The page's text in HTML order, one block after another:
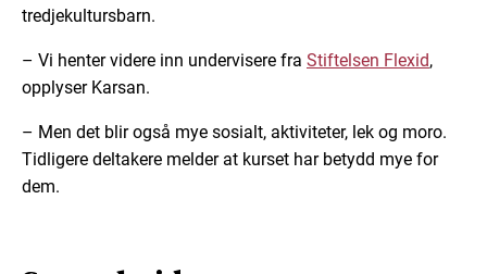
tredjekultursbarn.
– Vi henter videre inn undervisere fra Stiftelsen Flexid,
opplyser Karsan.
– Men det blir også mye sosialt, aktiviteter, lek og moro.
Tidligere deltakere melder at kurset har betydd mye for
dem.